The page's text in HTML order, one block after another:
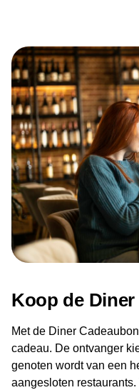
Vrijdag: 09.00 – 19.00
Zaterdag: 09.00 – 19.00
Zondag: gesloten
Koop de
Met de Diner
cadeau. De ontvanger
genoten wordt van een
aangesloten